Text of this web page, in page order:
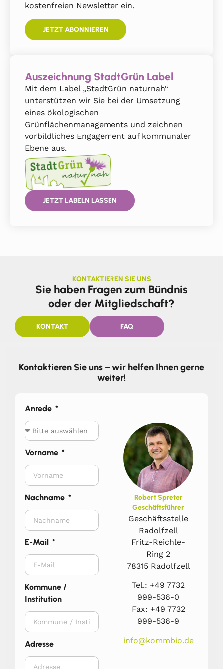
kostenfreien Newsletter ein.
JETZT ABONNIEREN
Auszeichnung StadtGrün Label
Mit dem Label „StadtGrün naturnah“
unterstützen wir Sie bei der Umsetzung
eines ökologischen
Grünflächenmanagements und zeichnen
vorbildliches Engagement auf kommunaler
Ebene aus.
JETZT LABELN LASSEN
KONTAKTIEREN SIE UNS
Sie haben Fragen zum Bündnis
oder der Mitgliedschaft?
KONTAKT FAQ
Kontaktieren Sie uns – wir helfen Ihnen gerne
weiter!
Anrede
Vorname
Nachname
E-Mail
Kommune /
Institution
Adresse
Robert Spreter
Geschäftsführer
Geschäftsstelle
Radolfzell
Fritz-Reichle-
Ring 2
78315 Radolfzell
Tel.: +49 7732
999-536-0
Fax: +49 7732
999-536-9
info@kommbio.de